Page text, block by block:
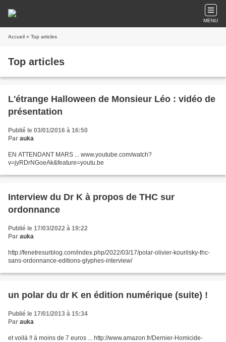
MENU
Accueil » Top articles
Top articles
L'étrange Halloween de Monsieur Léo : vidéo de
présentation
Publié le 03/01/2016 à 16:50
Par auka
EN ATTENDANT MARS ... www.youtube.com/watch?
v=jyRDrNGoeAk&feature=youtu.be
Interview du Dr K à propos de THC sur
ordonnance
Publié le 17/03/2022 à 19:22
Par auka
http://fenetresurblog.com/index.php/2022/03/17/polar-olivier-kourilsky-thc-
sans-ordonnance-editions-glyphes-interview/
un polar du dr K en édition numérique (suite) !
Publié le 17/01/2013 à 15:34
Par auka
et voilà !! à moins de 7 euros ... http://www.amazon.fr/Dernier-Homicide-